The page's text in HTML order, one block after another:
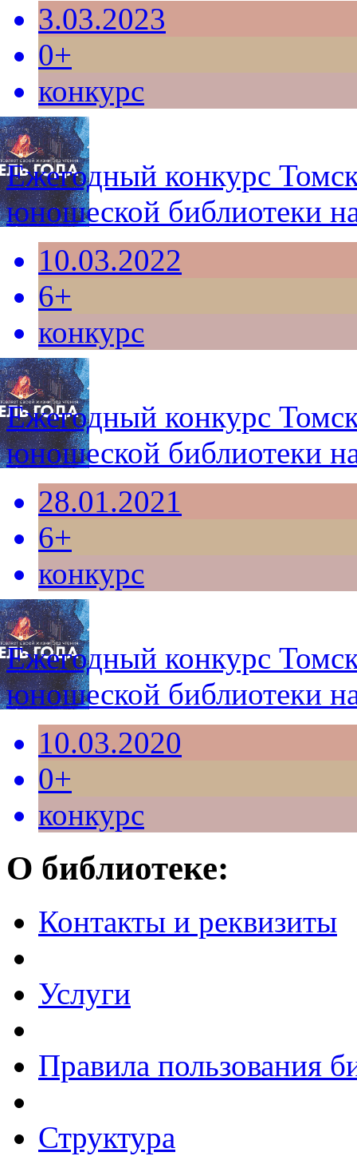
3.03.2023
0+
конкурс
Ежегодный конкурс
юношеской библиотеки
10.03.2022
6+
конкурс
Ежегодный конкурс
юношеской библиотеки
28.01.2021
6+
конкурс
Ежегодный конкурс
юношеской библиотеки
10.03.2020
0+
конкурс
О библиотеке:
Контакты и реквизиты
Услуги
Правила пользования
Структура